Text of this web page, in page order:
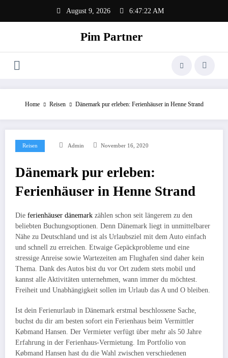
springen
August 9, 2026 6:47:23 AM
Pim Partner
Home Reisen Dänemark pur erleben: Ferienhäuser in Henne Strand
Reisen Admin November 16, 2020
Dänemark pur erleben:
Ferienhäuser in Henne Strand
Die ferienhäuser dänemark zählen schon seit längerem zu den
beliebten Buchungsoptionen. Denn Dänemark liegt in unmittelbarer
Nähe zu Deutschland und ist als Urlaubsziel mit dem Auto einfach
und schnell zu erreichen. Etwaige Gepäckprobleme und eine
stressige Anreise sowie Wartezeiten am Flughafen sind daher kein
Thema. Dank des Autos bist du vor Ort zudem stets mobil und
kannst alle Aktivitäten unternehmen, wann immer du möchtest.
Freiheit und Unabhängigkeit sollen im Urlaub das A und O bleiben.
Ist dein Ferienurlaub in Dänemark erstmal beschlossene Sache,
buchst du dir am besten sofort ein Ferienhaus beim Vermittler
Købmand Hansen. Der Vermieter verfügt über mehr als 50 Jahre
Erfahrung in der Ferienhaus-Vermietung. Im Portfolio von
Købmand Hansen hast du die Wahl zwischen verschiedenen